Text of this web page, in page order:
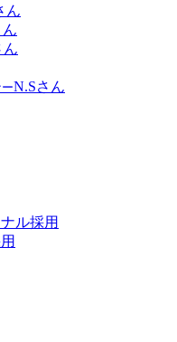
ん
ん
ん
N.Sさん
ル採用